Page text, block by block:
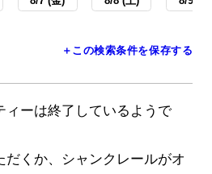
＋この検索条件を保存する
ィーは終了しているようで
だくか、シャンクレールがオ